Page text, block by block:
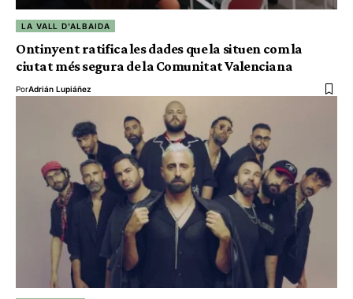
LA VALL D'ALBAIDA
Ontinyent ratifica les dades que la situen com la
ciutat més segura de la Comunitat Valenciana
PorAdrián Lupiáñez